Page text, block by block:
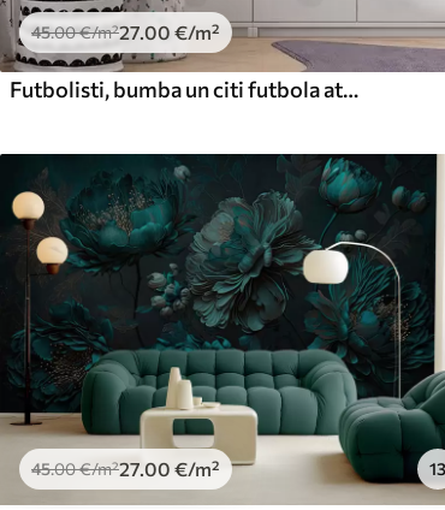
45.00€/m²27.00 €/m²
Futbolisti, bumba un citi futbola atribūti zilos toņos
45.00€/m²27 .00 €/m² 13